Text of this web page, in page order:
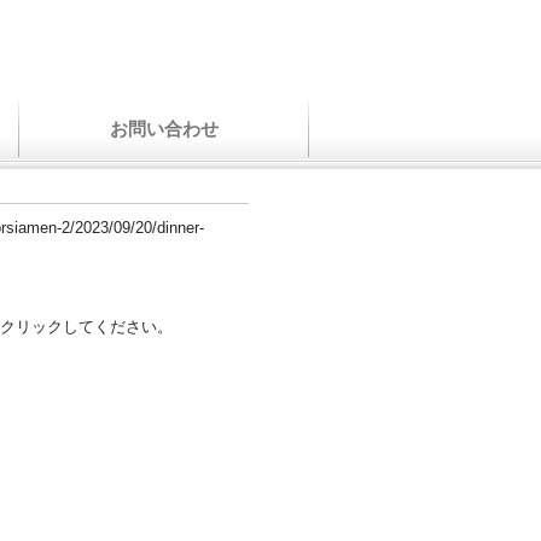
お問い合わせ
2/2023/09/20/dinner-
リックしてください。